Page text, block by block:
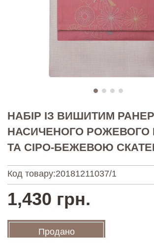
НАБІР ІЗ ВИШИТИМ
НАСИЧЕНОГО РОЖЕВОГО
ТА СІРО-БЕЖЕВОЮ
Код товару:20181211037/1
1,430 грн.
Продано